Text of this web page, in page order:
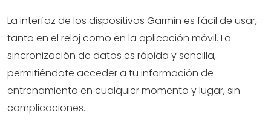
La interfaz de los dispositivos Garmin es fácil de usar,
tanto en el reloj como en la aplicación móvil. La
sincronización de datos es rápida y sencilla,
permitiéndote acceder a tu información de
entrenamiento en cualquier momento y lugar, sin
complicaciones.